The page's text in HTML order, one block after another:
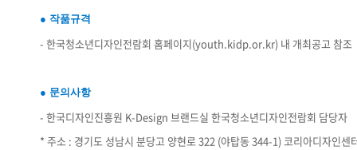
● 작품규격
- 한국청소년디자인전람회 홈페이지(youth.kidp.or.kr) 내 개최공고 참조
● 문의사항
- 한국디자인진흥원 K-Design 브랜드실 한국청소년디자인전람회 담당자
* 주소 : 경기도 성남시 분당고 양현로 322 (야탑동 344-1) 코리아디자인센